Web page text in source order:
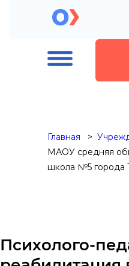
Главная
МАОУ средняя
школа №5 города
Психолого-